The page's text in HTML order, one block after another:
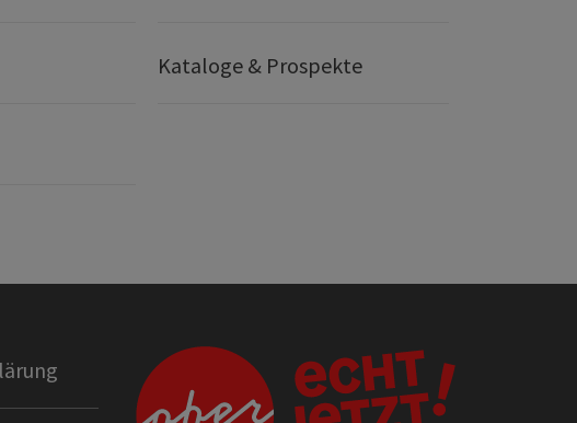
Kataloge & Prospekte